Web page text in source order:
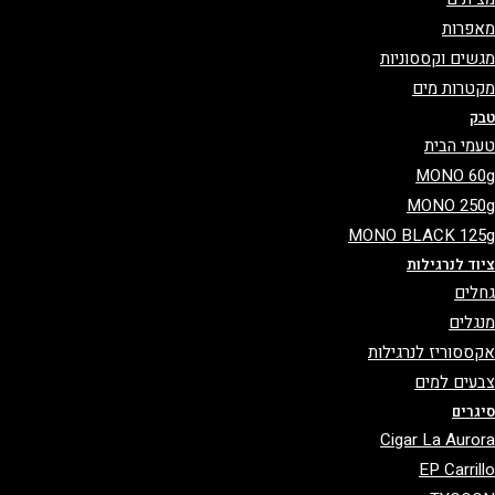
וקססוניות
מים
הבית
MONO
MONO
MONO BLACK
לנרגילות
לנרגילות
למים
Cigar La
EP